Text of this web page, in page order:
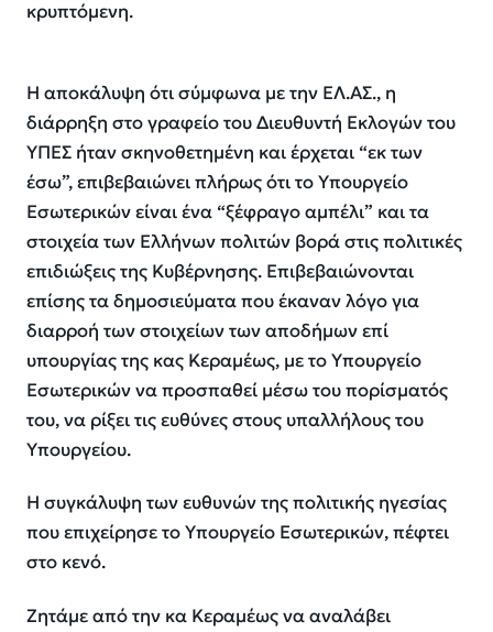
κρυπτόμενη.
Η αποκάλυψη ότι σύμφωνα με την ΕΛ.ΑΣ., η
διάρρηξη στο γραφείο του Διευθυντή Εκλογών του
ΥΠΕΣ ήταν σκηνοθετημένη και έρχεται “εκ των
έσω”, επιβεβαιώνει πλήρως ότι το Υπουργείο
Εσωτερικών είναι ένα “ξέφραγο αμπέλι” και τα
στοιχεία των Ελλήνων πολιτών βορά στις πολιτικές
επιδιώξεις της Κυβέρνησης. Επιβεβαιώνονται
επίσης τα δημοσιεύματα που έκαναν λόγο για
διαρροή των στοιχείων των αποδήμων επί
υπουργίας της κας Κεραμέως, με το Υπουργείο
Εσωτερικών να προσπαθεί μέσω του πορίσματός
του, να ρίξει τις ευθύνες στους υπαλλήλους του
Υπουργείου.
Η συγκάλυψη των ευθυνών της πολιτικής ηγεσίας
που επιχείρησε το Υπουργείο Εσωτερικών, πέφτει
στο κενό.
Ζητάμε από την κα Κεραμέως να αναλάβει